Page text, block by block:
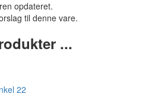
opdateret.
til denne vare.
...